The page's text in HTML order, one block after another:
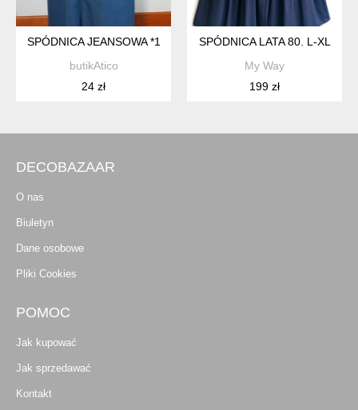
SPÓDNICA JEANSOWA *1
butikAtico
24 zł
SPÓDNICA LATA 80. L-XL
My Way
199 zł
DECOBAZAAR
O nas
Biuletyn
Dane osobowe
Pliki Cookies
POMOC
Jak kupować
Jak sprzedawać
Kontakt